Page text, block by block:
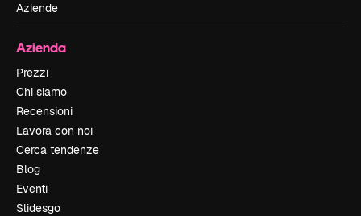
Aziende
Azienda
Prezzi
Chi siamo
Recensioni
Lavora con noi
Cerca tendenze
Blog
Eventi
Slidesgo